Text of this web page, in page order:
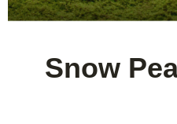
２．訂單成立數日內，您將收到繳費
３．收到繳費通知簡訊後14天內，點
※ 請注意：結帳手續完成當下不需立
購買商品的店家。未經商家同意取消
後付繳納相關費用。
Snow